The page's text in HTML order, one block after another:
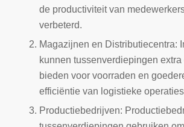
de productiviteit van
verbeterd.
Magazijnen en Distributiecentra:
kunnen tussenverdiepingen
bieden voor voorraden en
efficiëntie van logistieke
Productiebedrijven: